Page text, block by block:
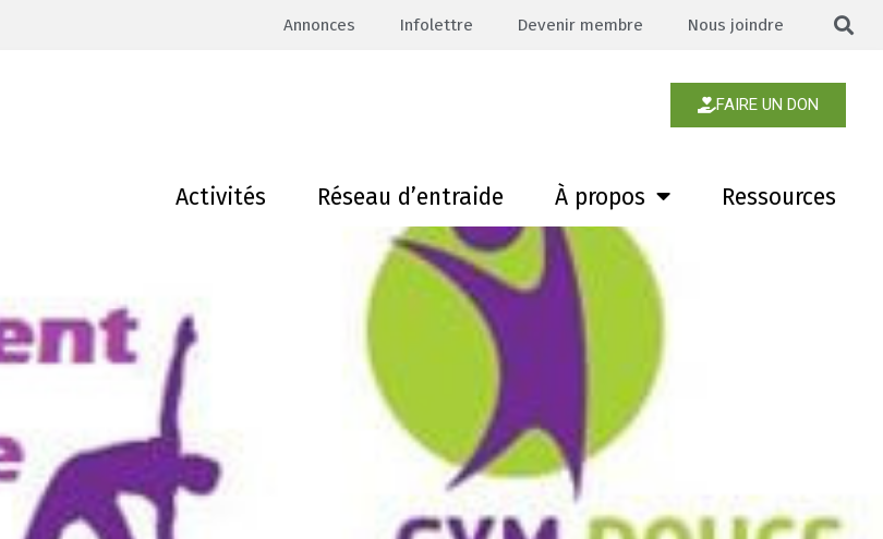
Annonces Infolettre Devenir membre Nous joindre
FAIRE UN DON
Activités Réseau d’entraide À propos Ressources